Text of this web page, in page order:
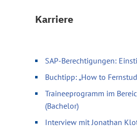
Karriere
SAP-Berechtigungen:
Buchtipp: „How to
Traineeprogramm im
(Bachelor)
Interview mit Jonathan